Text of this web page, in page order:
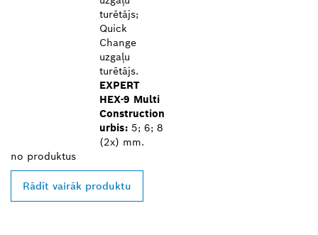
turētājs;
Quick
Change
uzgaļu
turētājs.
EXPERT
HEX-9 Multi
Construction
urbis: 5; 6; 8
(2x) mm.
no produktus
Rādīt vairāk produktu